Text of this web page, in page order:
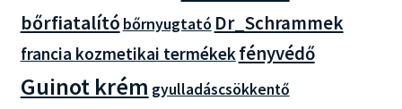
bőrfiatalító bőrnyugtató Dr_Schrammek
francia kozmetikai termékekfényvédő
Guinot krém gyulladáscsökkentő